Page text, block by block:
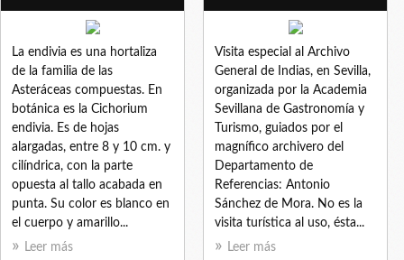
La endivia es una hortaliza
de la familia de las
Asteráceas compuestas. En
botánica es la Cichorium
endivia. Es de hojas
alargadas, entre 8 y 10 cm. y
cilíndrica, con la parte
opuesta al tallo acabada en
punta. Su color es blanco en
el cuerpo y amarillo...
Leer más
Visita especial al Archivo
General de Indias, en Sevilla,
organizada por la Academia
Sevillana de Gastronomía y
Turismo, guiados por el
magnífico archivero del
Departamento de
Referencias: Antonio
Sánchez de Mora. No es la
visita turística al uso, ésta...
Leer más